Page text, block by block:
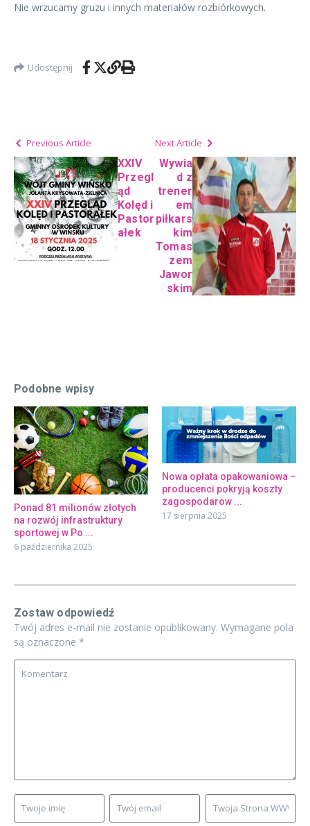
Nie wrzucamy gruzu i innych materiałów rozbiórkowych.
Udostępnij
Previous Article
XXIV
Przegl
ąd
Kolęd i
Pastor
ałek
Next Article
Wywia
d z
trener
em
piłkars
kim
Tomas
zem
Jawor
skim
Podobne wpisy
Ponad 81 milionów złotych
na rozwój infrastruktury
sportowej w Po ...
6 października 2025
Nowa opłata opakowaniowa –
producenci pokryją koszty
zagospodarow ...
17 sierpnia 2025
Zostaw odpowiedź
Twój adres e-mail nie zostanie opublikowany. Wymagane pola
są oznaczone *